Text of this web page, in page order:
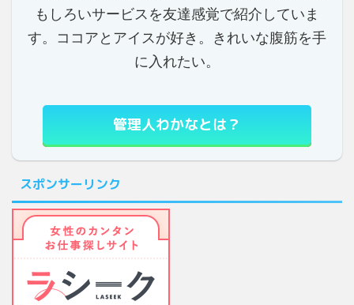
もしろいサービスを友達感覚で紹介していま
す。ココアとアイスが好き。きれいな腹筋を手
に入れたい。
管理人わかなとは？
スポンサーリンク